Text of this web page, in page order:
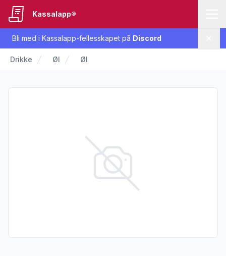
Bli med i Kassalapp-fellesskapet på Discord
Kassalapp®
Drikke Øl Øl